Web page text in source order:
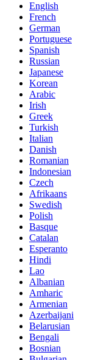
English
French
German
Portuguese
Spanish
Russian
Japanese
Korean
Arabic
Irish
Greek
Turkish
Italian
Danish
Romanian
Indonesian
Czech
Afrikaans
Swedish
Polish
Basque
Catalan
Esperanto
Hindi
Lao
Albanian
Amharic
Armenian
Azerbaijani
Belarusian
Bengali
Bosnian